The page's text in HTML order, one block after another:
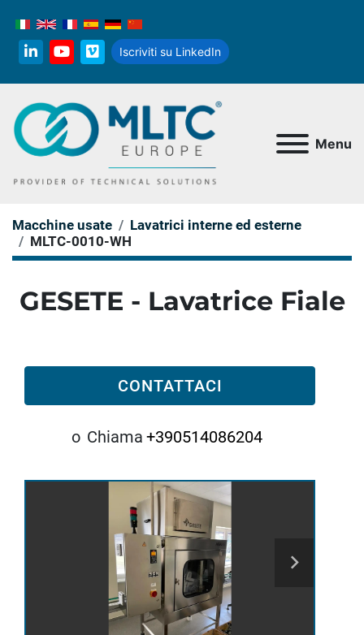
linkedinyoutube
vimeo
Iscriviti su LinkedIn
Menu
Macchine usate
Lavatrici interne ed esterne
MLTC-0010-WH
GESETE - Lavatrice Fiale
CONTATTACI
o Chiama +390514086204